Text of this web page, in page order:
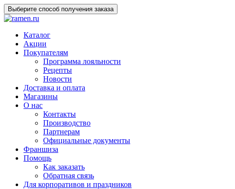
Выберите способ получения заказа
Каталог
Акции
Покупателям
Программа лояльности
Рецепты
Новости
Доставка и оплата
Магазины
О нас
Контакты
Производство
Партнерам
Официальные документы
Франшиза
Помощь
Как заказать
Обратная связь
Для корпоративов и праздников